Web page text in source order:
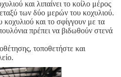
και λιπαίνει το κοίλο μέρος
των δύο μερών του κοχυλιού.
και το σφίγγουν με τα
πρέπει να βιδωθούν στενά
τοποθετήστε και